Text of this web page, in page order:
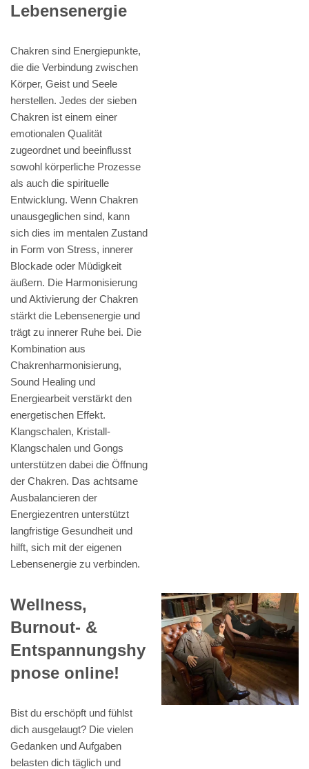
Lebensenergie
Chakren sind Energiepunkte,
die die Verbindung zwischen
Körper, Geist und Seele
herstellen. Jedes der sieben
Chakren ist einem einer
emotionalen Qualität
zugeordnet und beeinflusst
sowohl körperliche Prozesse
als auch die spirituelle
Entwicklung. Wenn Chakren
unausgeglichen sind, kann
sich dies im mentalen Zustand
in Form von Stress, innerer
Blockade oder Müdigkeit
äußern. Die Harmonisierung
und Aktivierung der Chakren
stärkt die Lebensenergie und
trägt zu innerer Ruhe bei. Die
Kombination aus
Chakrenharmonisierung,
Sound Healing und
Energiearbeit verstärkt den
energetischen Effekt.
Klangschalen, Kristall-
Klangschalen und Gongs
unterstützen dabei die Öffnung
der Chakren. Das achtsame
Ausbalancieren der
Energiezentren unterstützt
langfristige Gesundheit und
hilft, sich mit der eigenen
Lebensenergie zu verbinden.
Wellness,
Burnout- &
Entspannungshy
pnose online!
Bist du erschöpft und fühlst
dich ausgelaugt? Die vielen
Gedanken und Aufgaben
belasten dich täglich und